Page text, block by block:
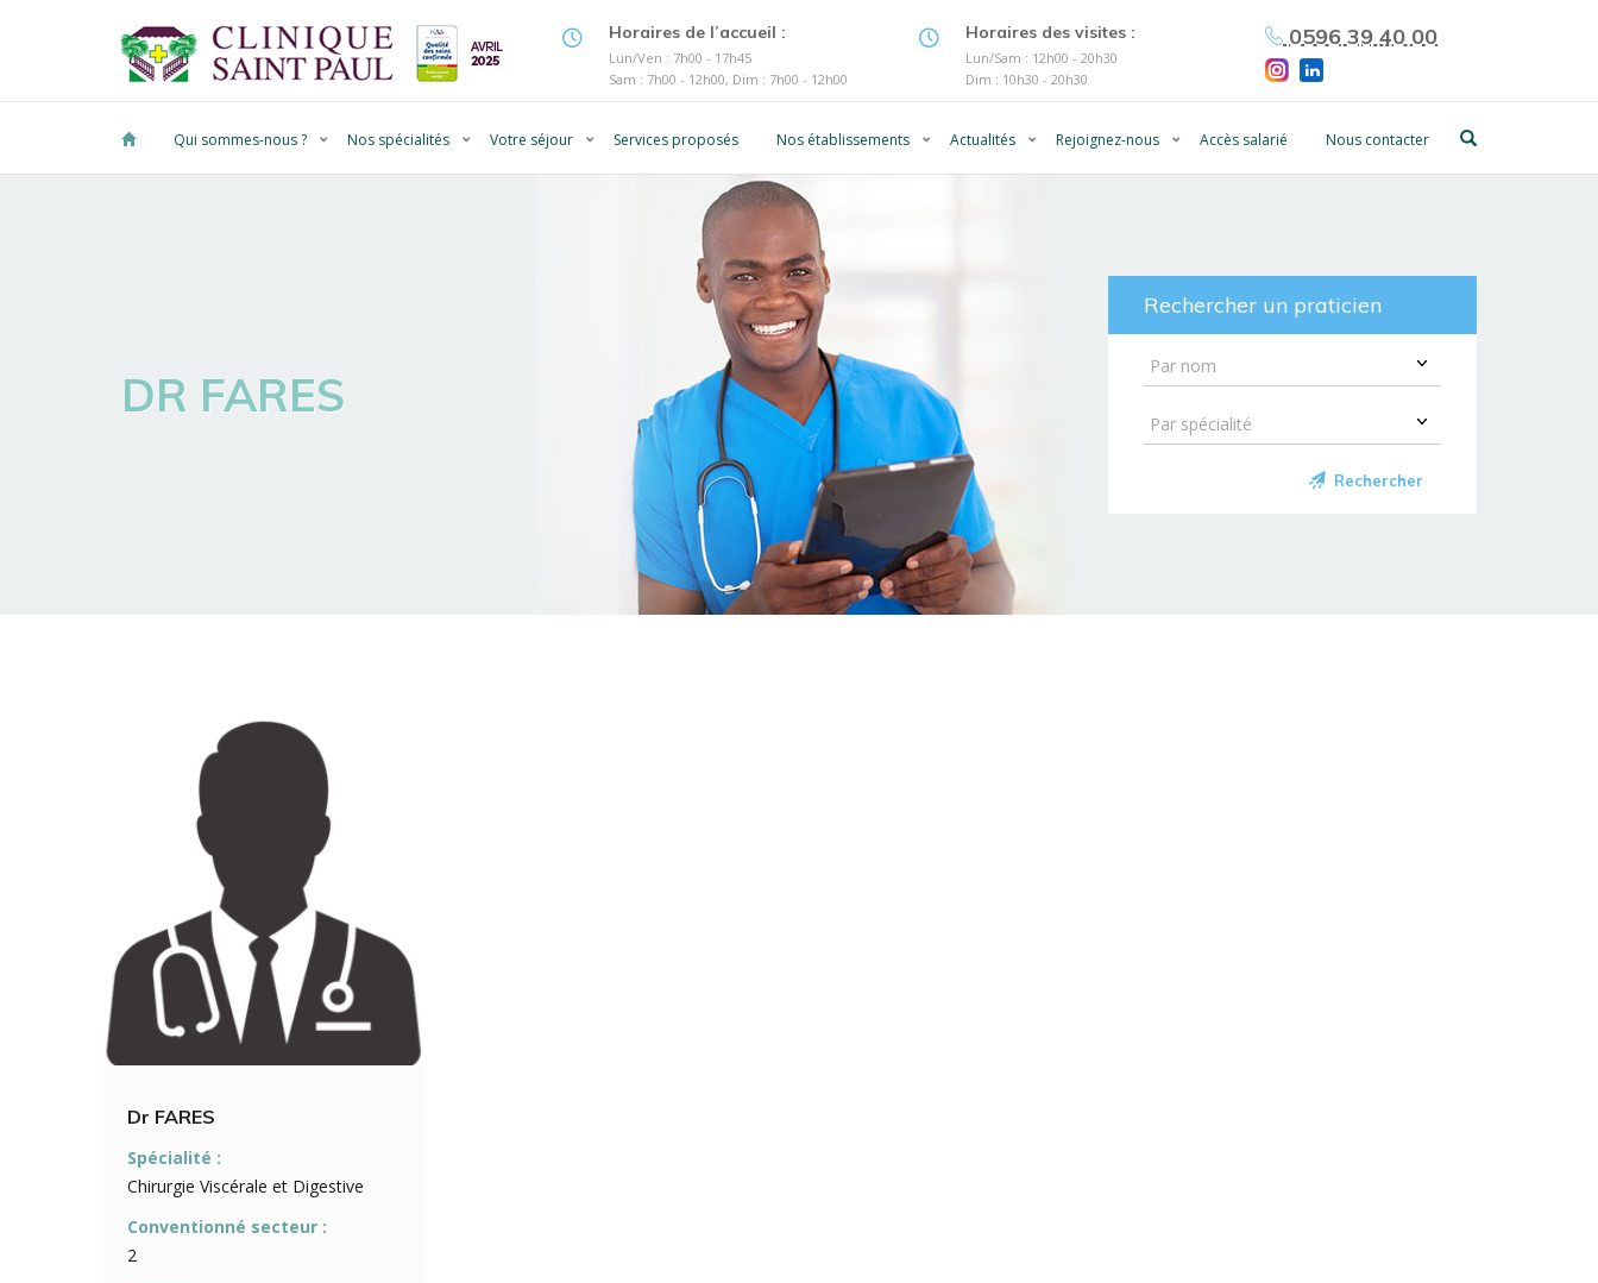
Horaires de l’accueil :
Lun/Ven : 7h00 - 17h45
Sam : 7h00 - 12h00, Dim : 7h00 - 12h00
Horaires des visites :
Lun/Sam : 12h00 - 20h30
Dim : 10h30 - 20h30
0596 39 40 00
Qui sommes-nous ? Nos spécialités Votre séjour Services proposés Nos établissements Actualités Rejoignez-nous Accès salarié Nous contacter
DR FARES
Rechercher un praticien
Rechercher
Dr FARES
Spécialité :
Chirurgie Viscérale et Digestive
Conventionné secteur :
2